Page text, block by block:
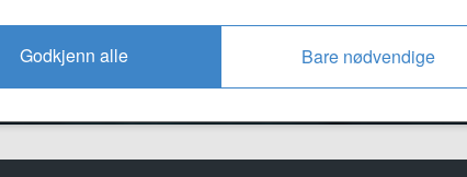
Godkjenn alle Bare nødvendige